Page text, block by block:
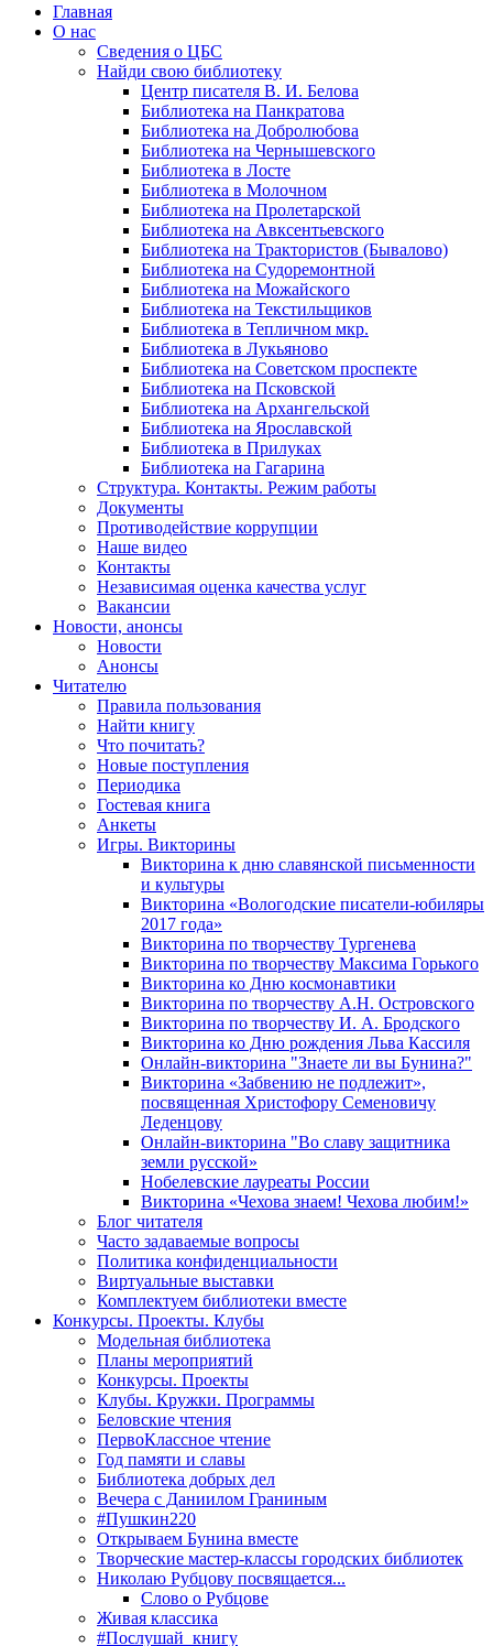
Главная
О нас
Сведения о ЦБС
Найди свою библиотеку
Центр писателя В. И. Белова
Библиотека на Панкратова
Библиотека на Добролюбова
Библиотека на Чернышевского
Библиотека в Лосте
Библиотека в Молочном
Библиотека на Пролетарской
Библиотека на Авксентьевского
Библиотека на Трактористов (Бывалово)
Библиотека на Судоремонтной
Библиотека на Можайского
Библиотека на Текстильщиков
Библиотека в Тепличном мкр.
Библиотека в Лукьяново
Библиотека на Советском проспекте
Библиотека на Псковской
Библиотека на Архангельской
Библиотека на Ярославской
Библиотека в Прилуках
Библиотека на Гагарина
Структура. Контакты. Режим работы
Документы
Противодействие коррупции
Наше видео
Контакты
Независимая оценка качества услуг
Вакансии
Новости, анонсы
Новости
Анонсы
Читателю
Правила пользования
Найти книгу
Что почитать?
Новые поступления
Периодика
Гостевая книга
Анкеты
Игры. Викторины
Викторина к дню славянской письменности
и культуры
Викторина «Вологодские писатели-юбиляры
2017 года»
Викторина по творчеству Тургенева
Викторина по творчеству Максима Горького
Викторина ко Дню космонавтики
Викторина по творчеству А.Н. Островского
Викторина по творчеству И. А. Бродского
Викторина ко Дню рождения Льва Кассиля
Онлайн-викторина "Знаете ли вы Бунина?"
Викторина «Забвению не подлежит»,
посвященная Христофору Семеновичу
Леденцову
Онлайн-викторина "Во славу защитника
земли русской»
Нобелевские лауреаты России
Викторина «Чехова знаем! Чехова любим!»
Блог читателя
Часто задаваемые вопросы
Политика конфиденциальности
Виртуальные выставки
Комплектуем библиотеки вместе
Конкурсы. Проекты. Клубы
Модельная библиотека
Планы мероприятий
Конкурсы. Проекты
Клубы. Кружки. Программы
Беловские чтения
ПервоКлассное чтение
Год памяти и славы
Библиотека добрых дел
Вечера с Даниилом Граниным
#Пушкин220
Открываем Бунина вместе
Творческие мастер-классы городских библиотек
Николаю Рубцову посвящается...
Слово о Рубцове
Живая классика
#Послушай_книгу